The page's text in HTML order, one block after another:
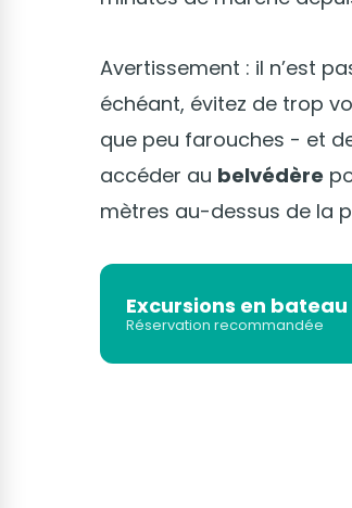
Avertissement : il n’est
échéant, évitez de trop
que peu farouches - et
accéder au belvédère
mètres au-dessus de la
Excursions en
Réservation recommandée